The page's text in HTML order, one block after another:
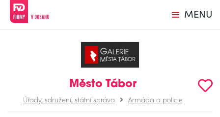
MENU
Město Tábor
Úřady, sdružení, státní správa Armáda a policie